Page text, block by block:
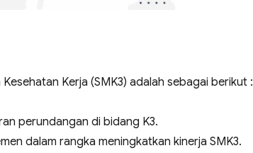
Kerja (SMK3) adalah sebagai berikut :
perundangan di bidang K3.
dalam rangka meningkatkan kinerja SMK3.